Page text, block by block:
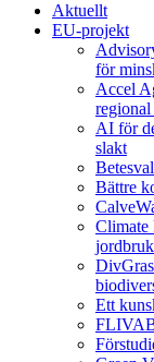
Aktuellt
EU-projekt
för
Accel
AI för
slakt
Bättre
Climate
Ett